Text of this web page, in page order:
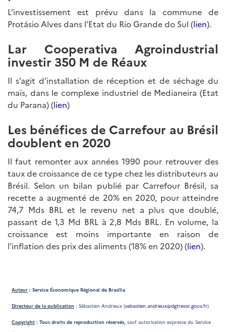
L’investissement est prévu dans la commune de
Protásio Alves dans l’Etat du Rio Grande do Sul (lien).
Lar Cooperativa Agroindustrial
investir 350 M de Réaux
Il s’agit d’installation de réception et de séchage du
maïs, dans le complexe industriel de Medianeira (Etat
du Parana) (lien)
Les bénéfices de Carrefour au Brésil
doublent en 2020
Il faut remonter aux années 1990 pour retrouver des
taux de croissance de ce type chez les distributeurs au
Brésil. Selon un bilan publié par Carrefour Brésil, sa
recette a augmenté de 20% en 2020, pour atteindre
74,7 Mds BRL et le revenu net a plus que doublé,
passant de 1,3 Md BRL à 2,8 Mds BRL. En volume, la
croissance est moins importante en raison de
l'inflation des prix des aliments (18% en 2020) (lien).
Auteur : Service Économique Régional de Brasília
Directeur de la publication : Sébastien Andrieux (sebastien.andrieux@dgtresor.gouv.fr)
Copyright : Tous droits de reproduction réservés, sauf autorisation expresse du Service